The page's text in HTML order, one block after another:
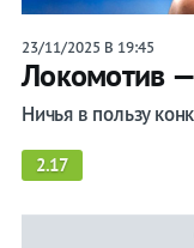
23/11/2025 В 19:45
Локомотив
Ничья в пользу
2.17
Прогнозы
Трансферы
Футбол России
РПЛ